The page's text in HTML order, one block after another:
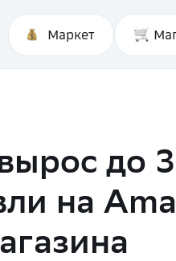
Маркет
до
на